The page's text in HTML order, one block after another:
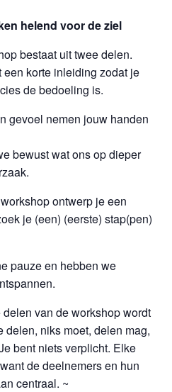
helend voor de ziel
bestaat uit twee delen.
korte inleiding zodat je
de bedoeling is.
gevoel nemen jouw handen
bewust wat ons op dieper
ontwerp je een
je (een) (eerste) stap(pen)
pauze en hebben we
van de workshop wordt
delen, niks moet, delen mag,
bent niets verplicht. Elke
de deelnemers en hun
centraal. ~